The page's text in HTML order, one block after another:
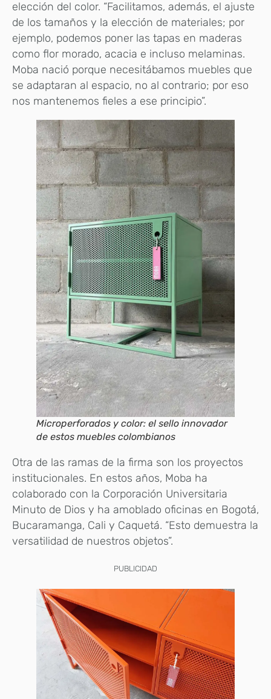
elección del color. “Facilitamos, además, el ajuste
de los tamaños y la elección de materiales; por
ejemplo, podemos poner las tapas en maderas
como flor morado, acacia e incluso melaminas.
Moba nació porque necesitábamos muebles que
se adaptaran al espacio, no al contrario; por eso
nos mantenemos fieles a ese principio”.
Microperforados y color: el sello innovador
de estos muebles colombianos
Otra de las ramas de la firma son los proyectos
institucionales. En estos años, Moba ha
colaborado con la Corporación Universitaria
Minuto de Dios y ha amoblado oficinas en Bogotá,
Bucaramanga, Cali y Caquetá. “Esto demuestra la
versatilidad de nuestros objetos”.
PUBLICIDAD